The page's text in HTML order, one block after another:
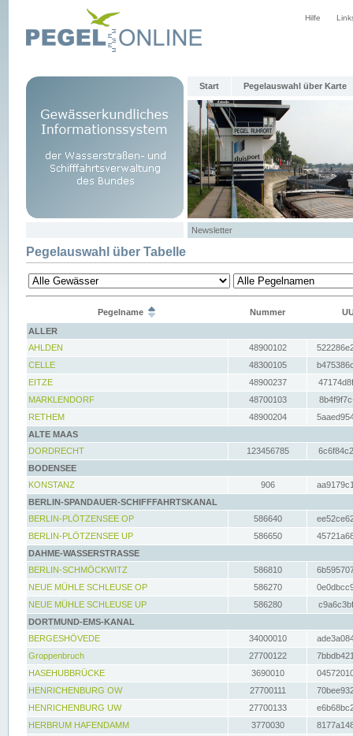
Hilfe
Start Pegelauswahl über Karte
Newsletter
Pegelauswahl über Tabelle
Pegelname Nummer
ALLER
AHLDEN
48900102
CELLE
48300105
EITZE
48900237
MARKLENDORF
48700103
RETHEM
48900204
ALTE MAAS
DORDRECHT
123456785
BODENSEE
KONSTANZ
906
BERLIN-SPANDAUER-SCHIFFFAHRTSKANAL
BERLIN-PLÖTZENSEE OP
586640
BERLIN-PLÖTZENSEE UP
586650
DAHME-WASSERSTRASSE
BERLIN-SCHMÖCKWITZ
586810
NEUE MÜHLE SCHLEUSE OP
586270
NEUE MÜHLE SCHLEUSE UP
586280
DORTMUND-EMS-KANAL
BERGESHÖVEDE
34000010
Groppenbruch
27700122
HASEHUBBRÜCKE
3690010
HENRICHENBURG OW
27700111
HENRICHENBURG UW
27700133
HERBRUM HAFENDAMM
3770030